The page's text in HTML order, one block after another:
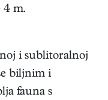
4 m.
i sublitoralnoj
biljnim i
fauna s